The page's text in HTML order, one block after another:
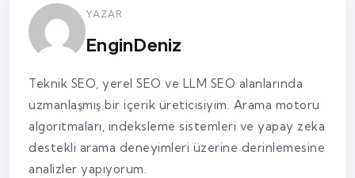
YAZAR
EnginDeniz
Teknik SEO, yerel SEO ve LLM SEO alanlarında
uzmanlaşmış bir içerik üreticisiyim. Arama motoru
algoritmaları, indeksleme sistemleri ve yapay zeka
destekli arama deneyimleri üzerine derinlemesine
analizler yapıyorum.